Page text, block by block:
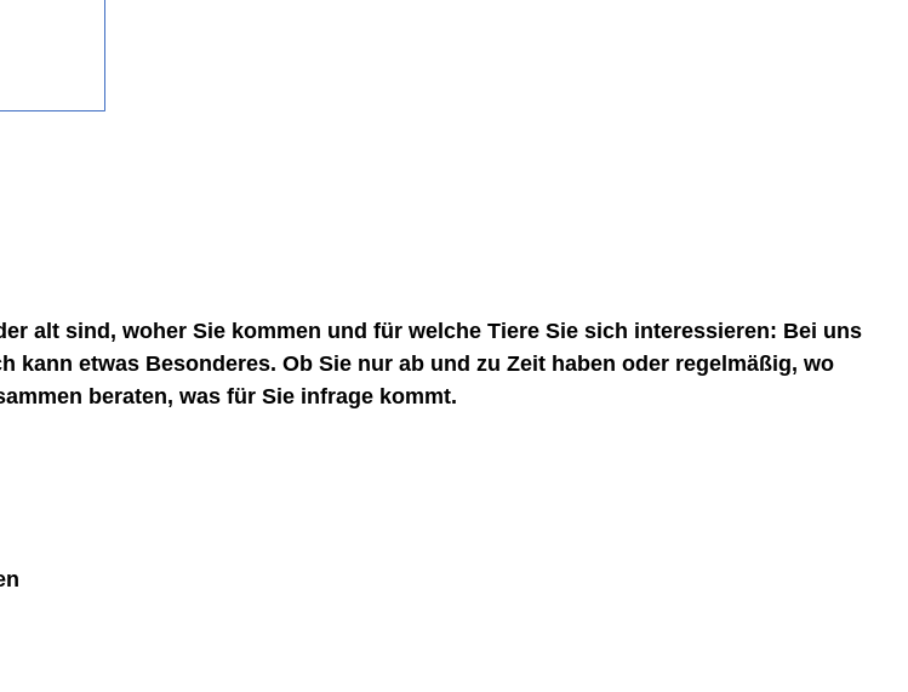
alt sind, woher Sie kommen und für welche Tiere Sie sich interessieren: Bei uns
etwas Besonderes. Ob Sie nur ab und zu Zeit haben oder regelmäßig, wo
beraten, was für Sie infrage kommt.